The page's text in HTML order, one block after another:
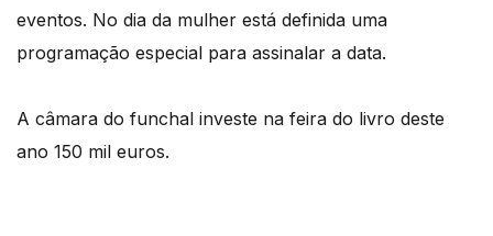
eventos. No dia da mulher está definida uma
programação especial para assinalar a data.
A câmara do funchal investe na feira do livro deste
ano 150 mil euros.